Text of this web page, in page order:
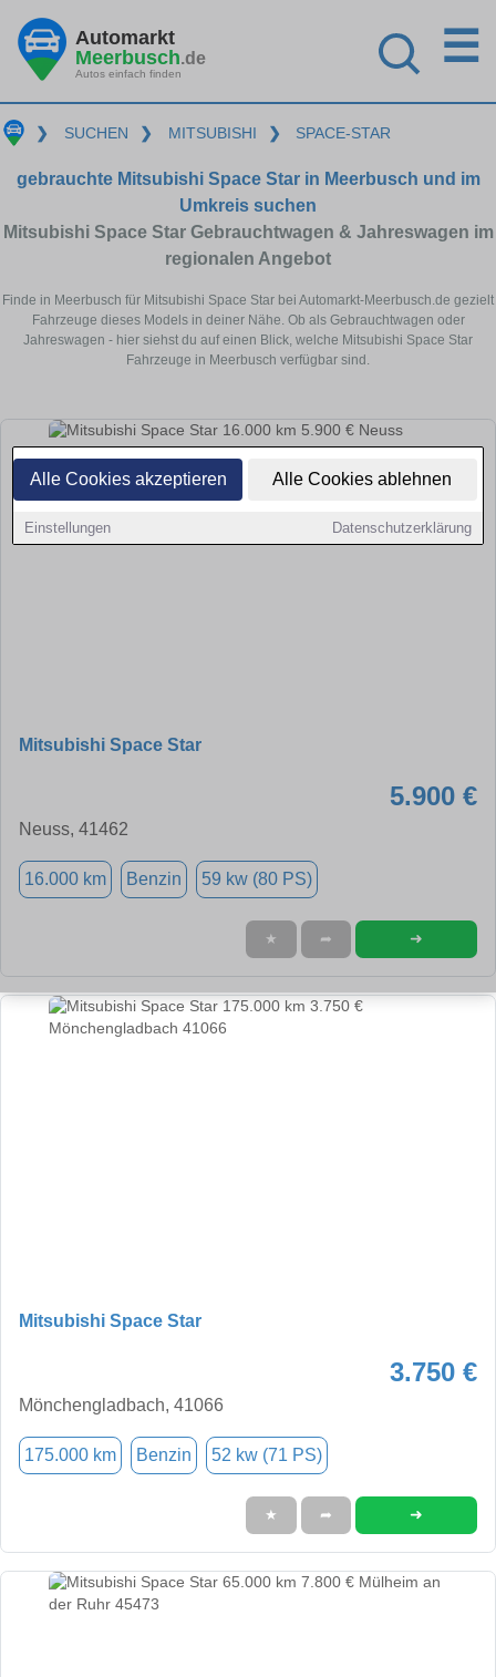
Alle Cookies akzeptieren Alle Cookies ablehnen
Einstellungen Datenschutzerklärung
Automarkt
Meerbusch.de
Autos einfach finden
☰
❯ SUCHEN ❯ MITSUBISHI ❯ SPACE-STAR
gebrauchte Mitsubishi Space Star in Meerbusch und im
Umkreis suchen
Mitsubishi Space Star Gebrauchtwagen & Jahreswagen im
regionalen Angebot
Finde in Meerbusch für Mitsubishi Space Star bei Automarkt-Meerbusch.de gezielt
Fahrzeuge dieses Models in deiner Nähe. Ob als Gebrauchtwagen oder
Jahreswagen - hier siehst du auf einen Blick, welche Mitsubishi Space Star
Fahrzeuge in Meerbusch verfügbar sind.
Mitsubishi Space Star
5.900 €
Neuss, 41462
16.000 km Benzin 59 kw (80 PS)
★ ➦ ➜
Mitsubishi Space Star
3.750 €
Mönchengladbach, 41066
175.000 km Benzin 52 kw (71 PS)
★ ➦ ➜